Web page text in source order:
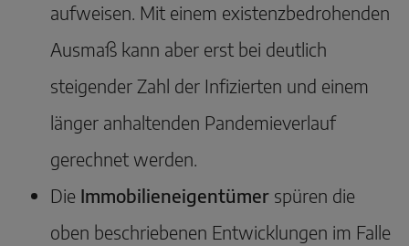
aufweisen. Mit einem existenzbedrohenden
Ausmaß kann aber erst bei deutlich
steigender Zahl der Infizierten und einem
länger anhaltenden Pandemieverlauf
gerechnet werden.
Die Immobilieneigentümer spüren die
oben beschriebenen Entwicklungen im Falle